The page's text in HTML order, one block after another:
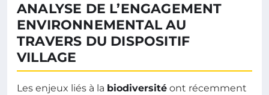
ANALYSE DE L’ENGAGEMENT
ENVIRONNEMENTAL AU
TRAVERS DU DISPOSITIF
VILLAGE
Les enjeux liés à la biodiversité ont récemment